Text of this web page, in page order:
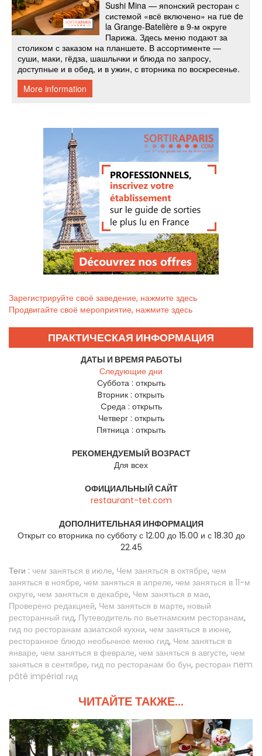
Зарегистрируйте своё заведение, нажмите здесь
Продвигайте своё мероприятие, нажмите здесь
ПРАКТИЧЕСКАЯ ИНФОРМАЦИЯ
ДАТЫ И ВРЕМЯ РАБОТЫ
Следующие дни
Суббота : открыть
Bторник : открыть
Cреда : открыть
Четверг : открыть
Пятница : открыть
РЕКОМЕНДУЕМЫЙ ВОЗРАСТ
Для всех
ОФИЦИАЛЬНЫЙ САЙТ
restaurant-tet.com
ДОПОЛНИТЕЛЬНАЯ ИНФОРМАЦИЯ
Открыт со вторника по субботу с 12.00 до 15.00 и с 18.30 до
22.45
Теги : чем заняться в июле, Чем заняться в октябре, чем
заняться в ноябре, чем заняться в апреле, чем заняться в 11-м
округе, чем заняться в декабре, Чем заняться в мае,
Проверено редакцией, Чем заняться в марте, новый
ресторанный гид, Путеводитель по вьетнамским ресторанам,
гид по ресторанам азиатской кухни, чем заняться в июне,
ресторанное блюдо необычное меню гид, Чем заняться в
январе, чем заняться в феврале, чем заняться в августе, чем
заняться в сентябре, гид по ресторанам бо бун, ресторан nem
pâté impérial гид
ЧИТАЙТЕ ТАКЖЕ...